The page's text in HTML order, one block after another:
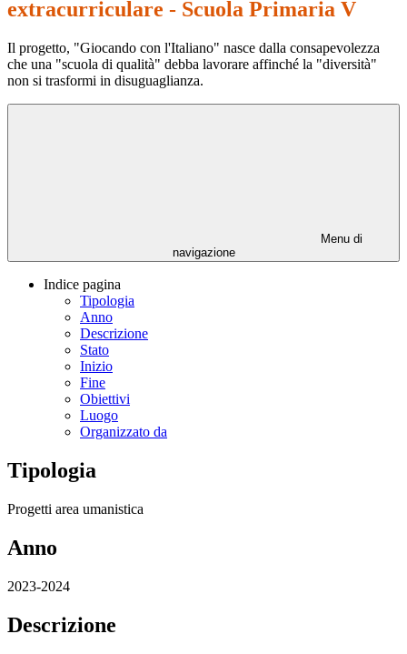
extracurriculare - Scuola Primaria V
Il progetto, "Giocando con l'Italiano" nasce dalla consapevolezza
che una "scuola di qualità" debba lavorare affinché la "diversità"
non si trasformi in disuguaglianza.
Menu di
navigazione
Indice pagina
Tipologia
Anno
Descrizione
Stato
Inizio
Fine
Obiettivi
Luogo
Organizzato da
Tipologia
Progetti area umanistica
Anno
2023-2024
Descrizione